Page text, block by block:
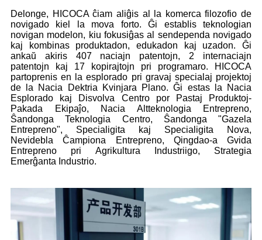
Delonge, HICOCA ĉiam aliĝis al la komerca filozofio de
novigado kiel la mova forto. Ĝi establis teknologian
novigan modelon, kiu fokusiĝas al sendependa novigado
kaj kombinas produktadon, edukadon kaj uzadon. Ĝi
ankaŭ akiris 407 naciajn patentojn, 2 internaciajn
patentojn kaj 17 kopirajtojn pri programaro. HICOCA
partoprenis en la esplorado pri gravaj specialaj projektoj
de la Nacia Dektria Kvinjara Plano. Ĝi estas la Nacia
Esplorado kaj Disvolva Centro por Pastaj Produktoj-
Pakada Ekipaĵo, Nacia Altteknologia Entrepreno,
Ŝandonga Teknologia Centro, Ŝandonga "Gazela
Entrepreno", Specialigita kaj Specialigita Nova,
Nevidebla Ĉampiona Entrepreno, Qingdao-a Gvida
Entrepreno pri Agrikultura Industriigo, Strategia
Emerĝanta Industrio.